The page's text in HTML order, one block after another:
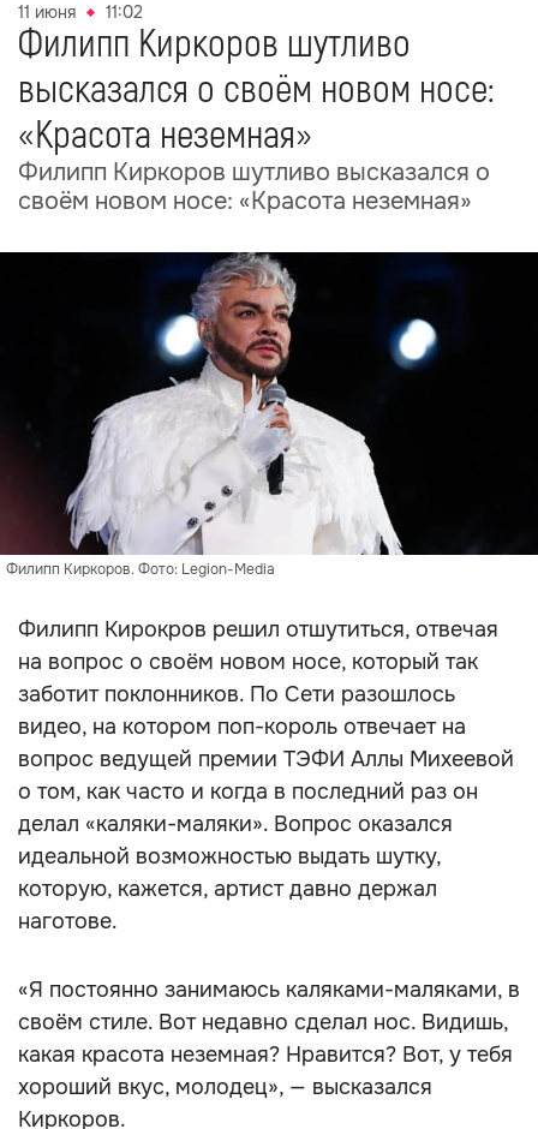
11 июня 11:02
Филипп Киркоров шутливо
высказался о своём новом носе:
«Красота неземная»
Филипп Киркоров шутливо высказался о
своём новом носе: «Красота неземная»
Филипп Киркоров. Фото: Legion-Media
Филипп Кирокров решил отшутиться, отвечая
на вопрос о своём новом носе, который так
заботит поклонников. По Сети разошлось
видео, на котором поп-король отвечает на
вопрос ведущей премии ТЭФИ Аллы Михеевой
о том, как часто и когда в последний раз он
делал «каляки-маляки». Вопрос оказался
идеальной возможностью выдать шутку,
которую, кажется, артист давно держал
наготове.
«Я постоянно занимаюсь каляками-маляками, в
своём стиле. Вот недавно сделал нос. Видишь,
какая красота неземная? Нравится? Вот, у тебя
хороший вкус, молодец», — высказался
Киркоров.